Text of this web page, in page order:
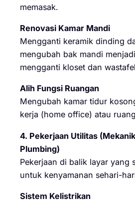
memasak.
Renovasi Kamar Mandi
Mengganti keramik dinding
mengubah bak mandi
mengganti kloset dan
Alih Fungsi Ruangan
Mengubah kamar tidur
kerja (home office) atau
4. Pekerjaan Utilitas
Plumbing)
Pekerjaan di balik layar yang
untuk kenyamanan sehari-
Sistem Kelistrikan